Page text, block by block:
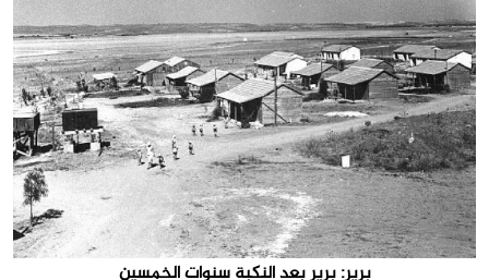
برير: برير بعد النكبة سنوات الخمسين